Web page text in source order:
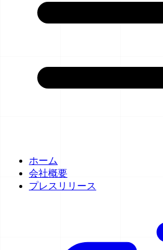
ホーム
会社概要
プレスリリース